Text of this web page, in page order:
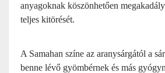
anyagoknak köszönhetően
teljes kitörését.
A Samahan színe az aranysárgától a
benne lévő gyömbérnek és más